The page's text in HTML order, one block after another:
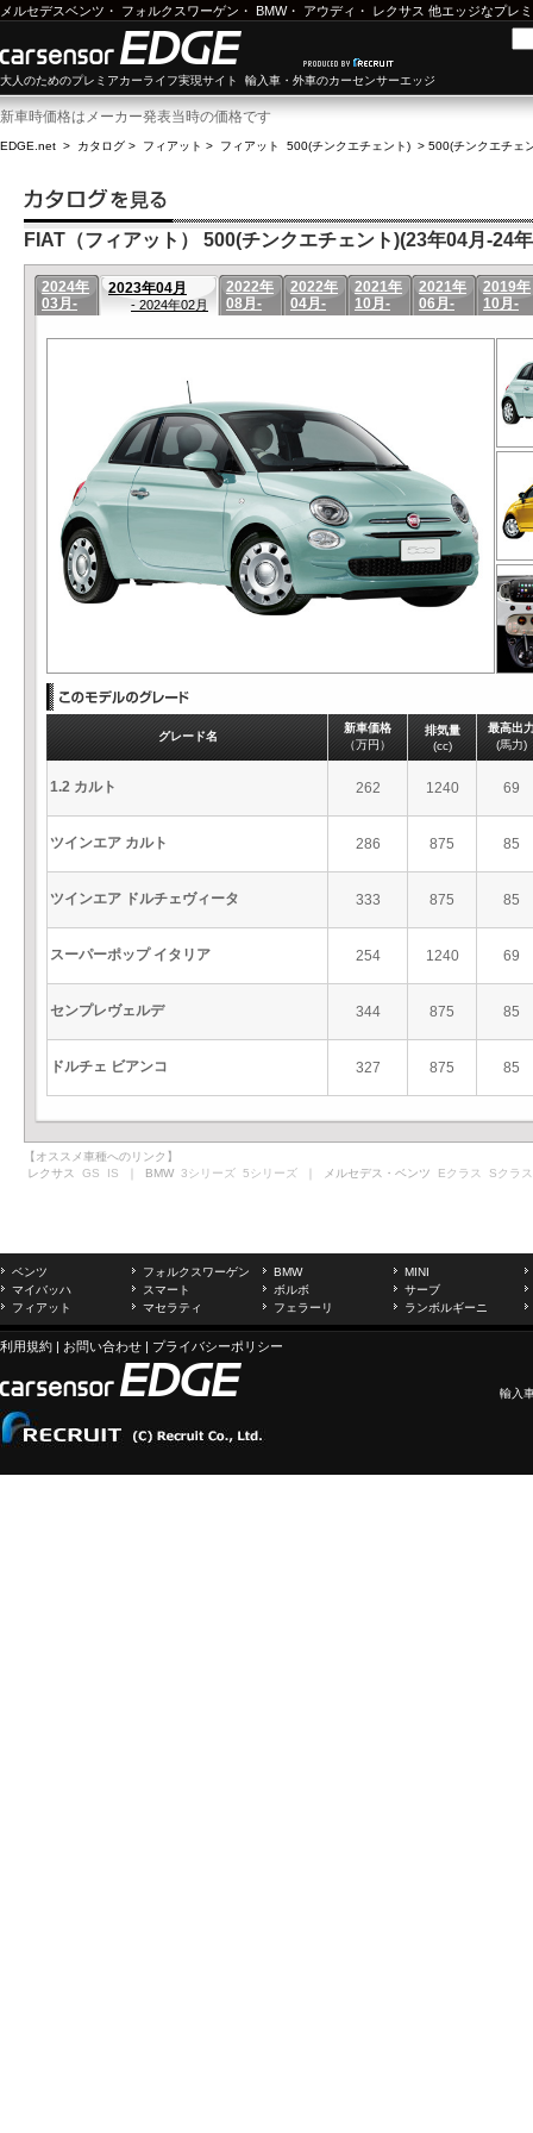
メルセデスベンツ ・ フォルクスワーゲン ・ BMW・ アウディ ・ レクサス 他エッジなプレ
大人のためのプレミアカーライフ実現サイト 輸入車・外車のカーセンサーエッジ
新車時価格はメーカー発表当時の価格です
EDGE.net > カタログ > フィアット > フィアット 500(チンクエチェント) > 500(チンクエチェ
FIAT（フィアット） 500(チンクエチェント)(23年04月-24
2024年
03月-
2023年04月
- 2024年02月
2022年
08月-
2022年
04月-
2021年
10月-
2021年
06月-
2019年
10月-
グレード名
新車価格
（万円）
排気量
(cc)
最高出
(馬力)
1.2 カルト 262 1240 69
ツインエア カルト 286 875 85
ツインエア ドルチェヴィータ 333 875 85
スーパーポップ イタリア 254 1240 69
センプレヴェルデ 344 875 85
ドルチェ ビアンコ 327 875 85
【オススメ車種へのリンク】
レクサス GS IS ｜ BMW 3シリーズ 5シリーズ ｜ メルセデス・ベンツ Eクラス Sクラス
ベンツ フォルクスワーゲン BMW
MINI
マイバッハ
スマート ボルボ
サーブ
フィアット
マセラティ フェラーリ ランボルギーニ
利用規約 | お問い合わせ | プライバシーポリシー
輸入